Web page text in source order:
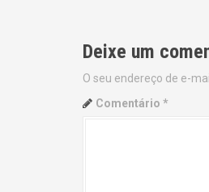
t
n
Deixe um
O seu endereço de e-
Comentário *